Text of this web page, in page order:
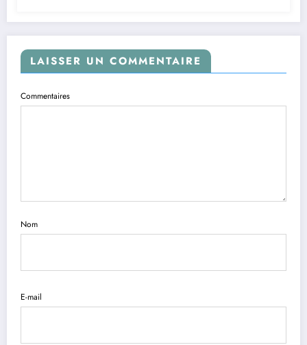
LAISSER UN COMMENTAIRE
Commentaires
Nom
E-mail